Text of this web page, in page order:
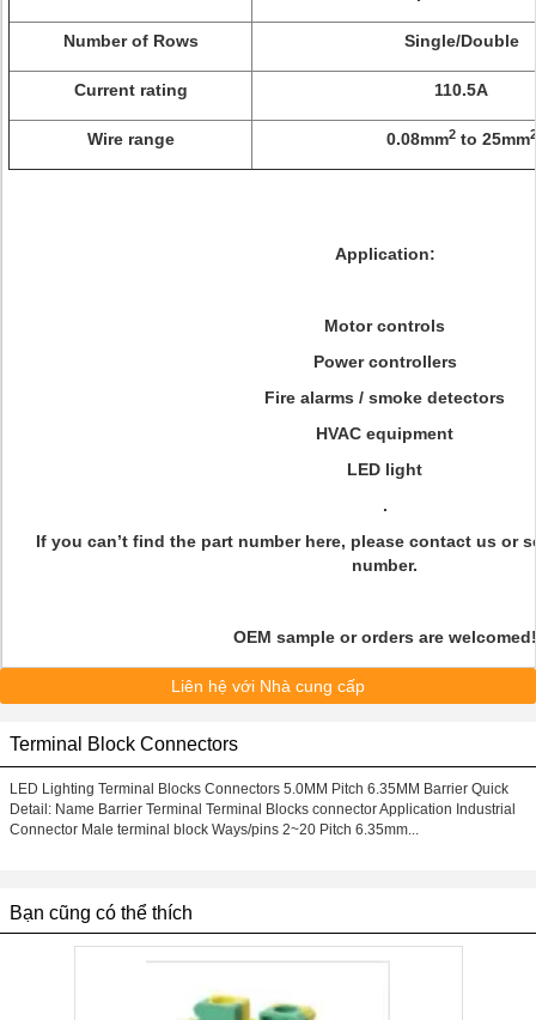
Number of Rows Single/Double
Current rating 110.5A
Wire range 0.08mm2to 25mm2
Application:
Motor controls
Power controllers
Fire alarms / smoke detectors
HVAC equipment
LED light
.
If you can’t find the part number here, please contact us or
number.
OEM sample or orders are welcomed!
Liên hệ với Nhà cung cấp
Terminal Block Connectors
LED Lighting Terminal Blocks Connectors 5.0MM Pitch 6.35MM Barrier Quick
Detail: Name Barrier Terminal Terminal Blocks connector Application Industrial
Connector Male terminal block Ways/pins 2~20 Pitch 6.35mm...
Bạn cũng có thể thích